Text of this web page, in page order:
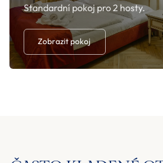
Standardní pokoj pro 2 hosty.
Zobrazit pokoj